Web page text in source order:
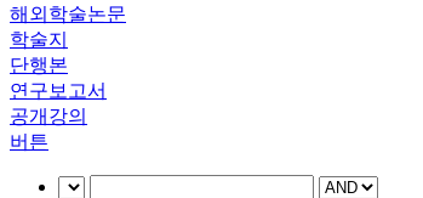
해외학술논문
학술지
단행본
연구보고서
공개강의
버튼